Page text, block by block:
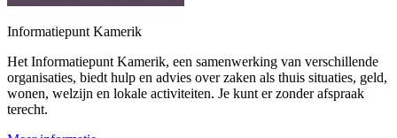
Informatiepunt Kamerik
Het Informatiepunt Kamerik, een samenwerking van verschillende
organisaties, biedt hulp en advies over zaken als thuis situaties, geld,
wonen, welzijn en lokale activiteiten. Je kunt er zonder afspraak
terecht.